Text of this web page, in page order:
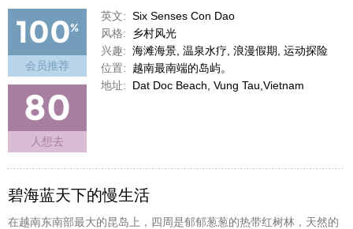
100%
会员推荐
80
人想去
英文: Six Senses Con Dao
风格:
乡村风光
兴趣: 海滩海景, 温泉水疗, 浪漫假期, 运动探险
位置:
越南最南端的岛屿。
地址:
Dat Doc Beach, Vung Tau,Vietnam
碧海蓝天下的慢生活
在越南东南部最大的昆岛上，四周是郁郁葱葱的热带红树林，天然的